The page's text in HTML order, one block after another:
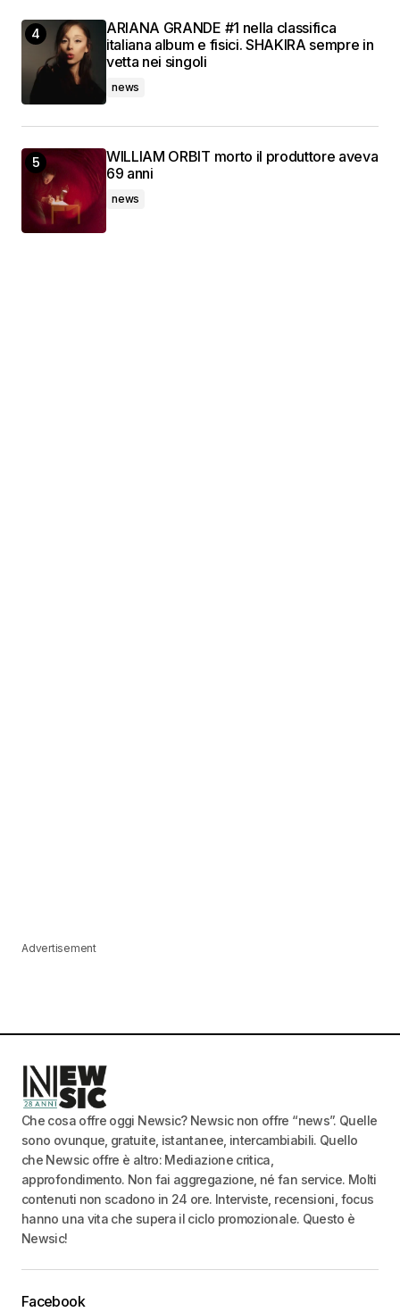
ARIANA GRANDE #1 nella classifica
italiana album e fisici. SHAKIRA sempre in
vetta nei singoli
news
WILLIAM ORBIT morto il produttore aveva
69 anni
news
Advertisement
Che cosa offre oggi Newsic? Newsic non offre “news”. Quelle
sono ovunque, gratuite, istantanee, intercambiabili. Quello
che Newsic offre è altro: Mediazione critica,
approfondimento. Non fai aggregazione, né fan service. Molti
contenuti non scadono in 24 ore. Interviste, recensioni, focus
hanno una vita che supera il ciclo promozionale. Questo è
Newsic!
Facebook